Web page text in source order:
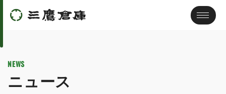
NEWS
ニュース